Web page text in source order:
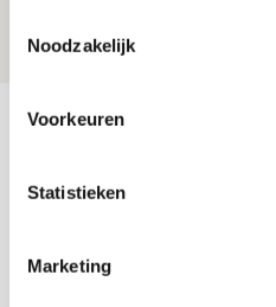
Noodzakelijk
Voorkeuren
Statistieken
Marketing
NIEUWS
Bekijk meer
AUG